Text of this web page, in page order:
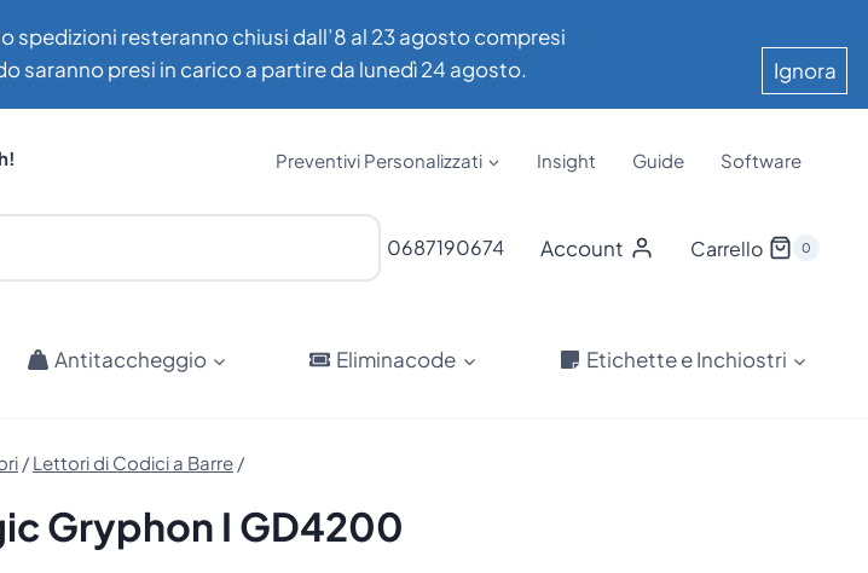
spedizioni resteranno chiusi dall’8 al 23 agosto compresi
saranno presi in carico a partire da lunedì 24 agosto.
Ignora
Preventivi Personalizzati Insight Guide Software
0687190674 Account Carrello 0
Antitaccheggio Eliminacode Etichette e Inchiostri
/ Lettori di Codici a Barre /
Gryphon I GD4200